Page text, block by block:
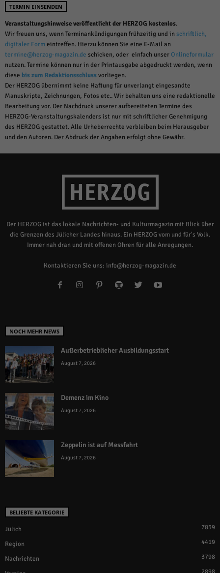
TERMIN EINSENDEN
Veranstaltungshinweise veröffentlicht der HERZOG kostenlos.
Wir freuen uns, wenn Terminankündigungen frühzeitig und in schriftlich,
digitaler Formeintreffen. Hierzu können Sie eine E-Mail an
termine@herzog-magazin.de schicken, oder einfach unserOnlineformular
nutzen. Termine können nur in der Printausgabe abgedruckt werden, wenn
diese bis zum Redaktionsschlussvorliegen.
Der HERZOG übernimmt keine Haftung für unverlangt eingesandte
Manuskripte, Zeichnungen, Fotos etc.. Wir behalten uns eine redaktionelle
Bearbeitung vor. Der Nachdruck unserer aufbereiteten Termine des
HERZOG-Veranstaltungskalenders ist nur mit schriftlicher Genehmigung
des HERZOG gestattet. Alle Urheberrechte verbleiben beim Herausgeber
und den Autoren. Der Abdruck der Angaben erfolgt ohne Gewähr.
Der HERZOG ist das lokale Nachrichten- und Kulturmagazin mit Blick über
die Grenzen des Jülicher Landes hinaus. Ein HERZOG vom und für's Volk.
Immer nah dran und mit offenen Ohren für alle Anregungen.
Kontaktieren Sie uns: info@herzog-magazin.de
NOCH MEHR NEWS
Außerbetrieblicher Ausbildungsstart
August 7, 2026
Demenz im Kino
August 7, 2026
Zeppelin ist auf Messfahrt
August 7, 2026
BELIEBTE KATEGORIE
Jülich 7839
Region 4419
Nachrichten 3798